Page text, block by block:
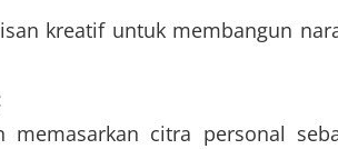
kreatif untuk membangun
memasarkan citra personal